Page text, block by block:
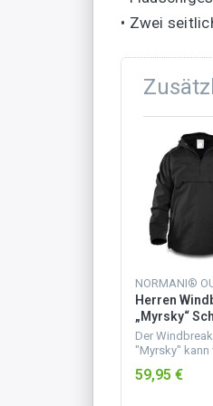
• Zwei
Herren
„Myrsky“
Der
"Myrsky" kann
getragen
59,95 €